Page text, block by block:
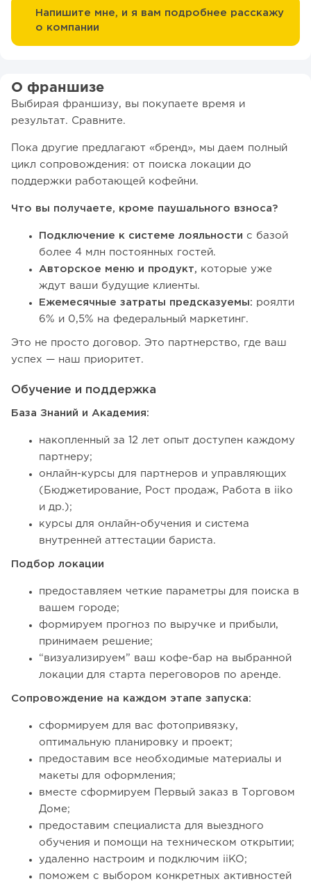
Напишите мне, и я вам подробнее расскажу
о компании
О франшизе
Выбирая франшизу, вы покупаете время и
результат. Сравните.
Пока другие предлагают «бренд», мы даем полный
цикл сопровождения: от поиска локации до
поддержки работающей кофейни.
Что вы получаете, кроме паушального взноса?
Подключение к системе лояльности с базой
более 4 млн постоянных гостей.
Авторское меню и продукт, которые уже
ждут ваши будущие клиенты.
Ежемесячные затраты предсказуемы: роялти
6% и 0,5% на федеральный маркетинг.
Это не просто договор. Это партнерство, где ваш
успех — наш приоритет.
Обучение и поддержка
База Знаний и Академия:
накопленный за 12 лет опыт доступен каждому
партнеру;
онлайн-курсы для партнеров и управляющих
(Бюджетирование, Рост продаж, Работа в iiko
и др.);
курсы для онлайн-обучения и система
внутренней аттестации бариста.
Подбор локации
предоставляем четкие параметры для поиска в
вашем городе;
формируем прогноз по выручке и прибыли,
принимаем решение;
“визуализируем” ваш кофе-бар на выбранной
локации для старта переговоров по аренде.
Сопровождение на каждом этапе запуска:
сформируем для вас фотопривязку,
оптимальную планировку и проект;
предоставим все необходимые материалы и
макеты для оформления;
вместе сформируем Первый заказ в Торговом
Доме;
предоставим специалиста для выездного
обучения и помощи на техническом открытии;
удаленно настроим и подключим iiKO;
поможем с выбором конкретных активностей